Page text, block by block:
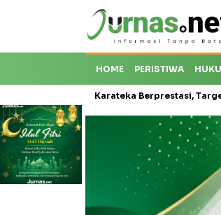
HOME PERISTIWA
Karateka Berprestasi, Target Bentuk 30